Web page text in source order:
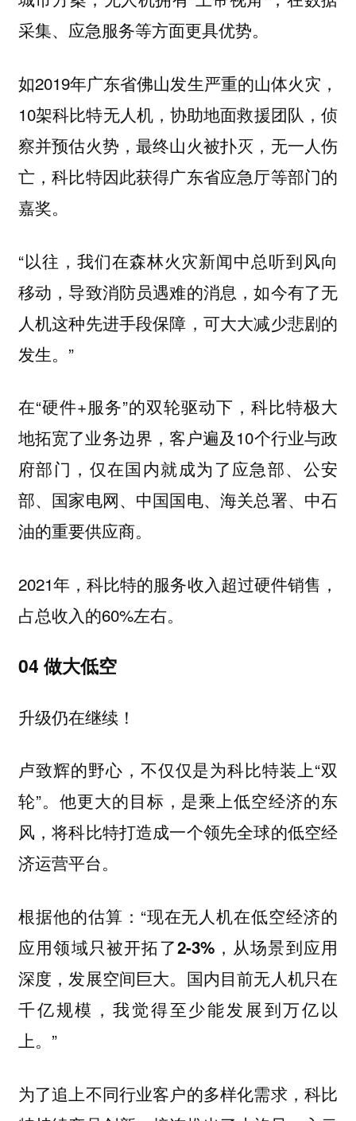
采集、应急服务等方面更具优势。
如2019年广东省佛山发生严重的山体火灾，
10架科比特无人机，协助地面救援团队，侦
察并预估火势，最终山火被扑灭，无一人伤
亡，科比特因此获得广东省应急厅等部门的
嘉奖。
“以往，我们在森林火灾新闻中总听到风向
移动，导致消防员遇难的消息，如今有了无
人机这种先进手段保障，可大大减少悲剧的
发生。”
在“硬件+服务”的双轮驱动下，科比特极大
地拓宽了业务边界，客户遍及10个行业与政
府部门，仅在国内就成为了应急部、公安
部、国家电网、中国国电、海关总署、中石
油的重要供应商。
2021年，科比特的服务收入超过硬件销售，
占总收入的60%左右。
04 做大低空
升级仍在继续！
卢致辉的野心，不仅仅是为科比特装上“双
轮”。他更大的目标，是乘上低空经济的东
风，将科比特打造成一个领先全球的低空经
济运营平台。
根据他的估算：“现在无人机在低空经济的
应用领域只被开拓了2-3%， 从场景到应用
深度，发展空间巨大。国内目前无人机只在
千亿规模，我觉得至少能发展到万亿以
上。”
为了追上不同行业客户的多样化需求，科比